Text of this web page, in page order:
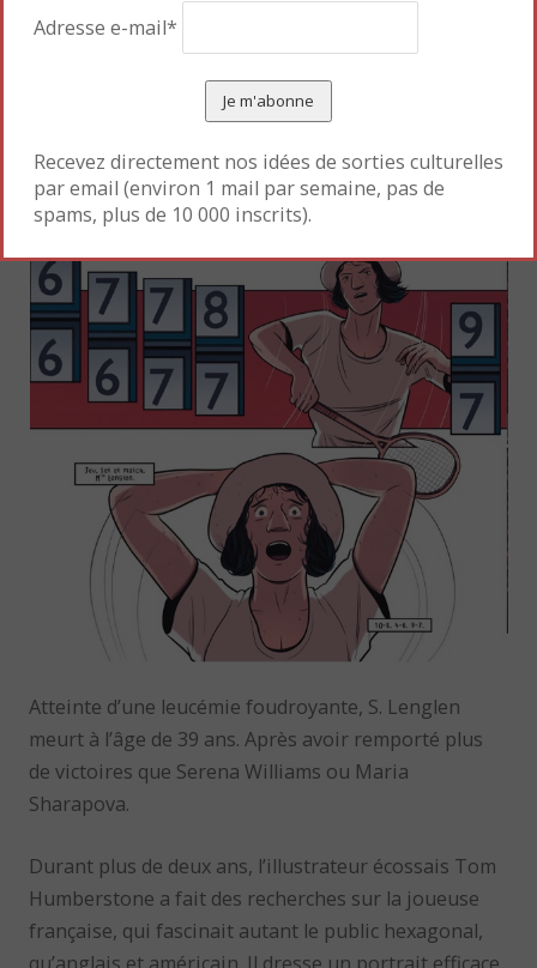
Atteinte d’une leucémie foudroyante, S. Lenglen
meurt à l’âge de 39 ans. Après avoir remporté plus
de victoires que Serena Williams ou Maria
Sharapova.
Durant plus de deux ans, l’illustrateur écossais Tom
Humberstone a fait des recherches sur la joueuse
française, qui fascinait autant le public hexagonal,
qu’anglais et américain. Il dresse un portrait efficace,
Adresse e-mail*
Recevez directement nos idées de sorties culturelles
par email (environ 1 mail par semaine, pas de
spams, plus de 10 000 inscrits).